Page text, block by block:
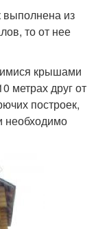
выполнена из
то от нее
крышами
метрах друг от
построек,
необходимо